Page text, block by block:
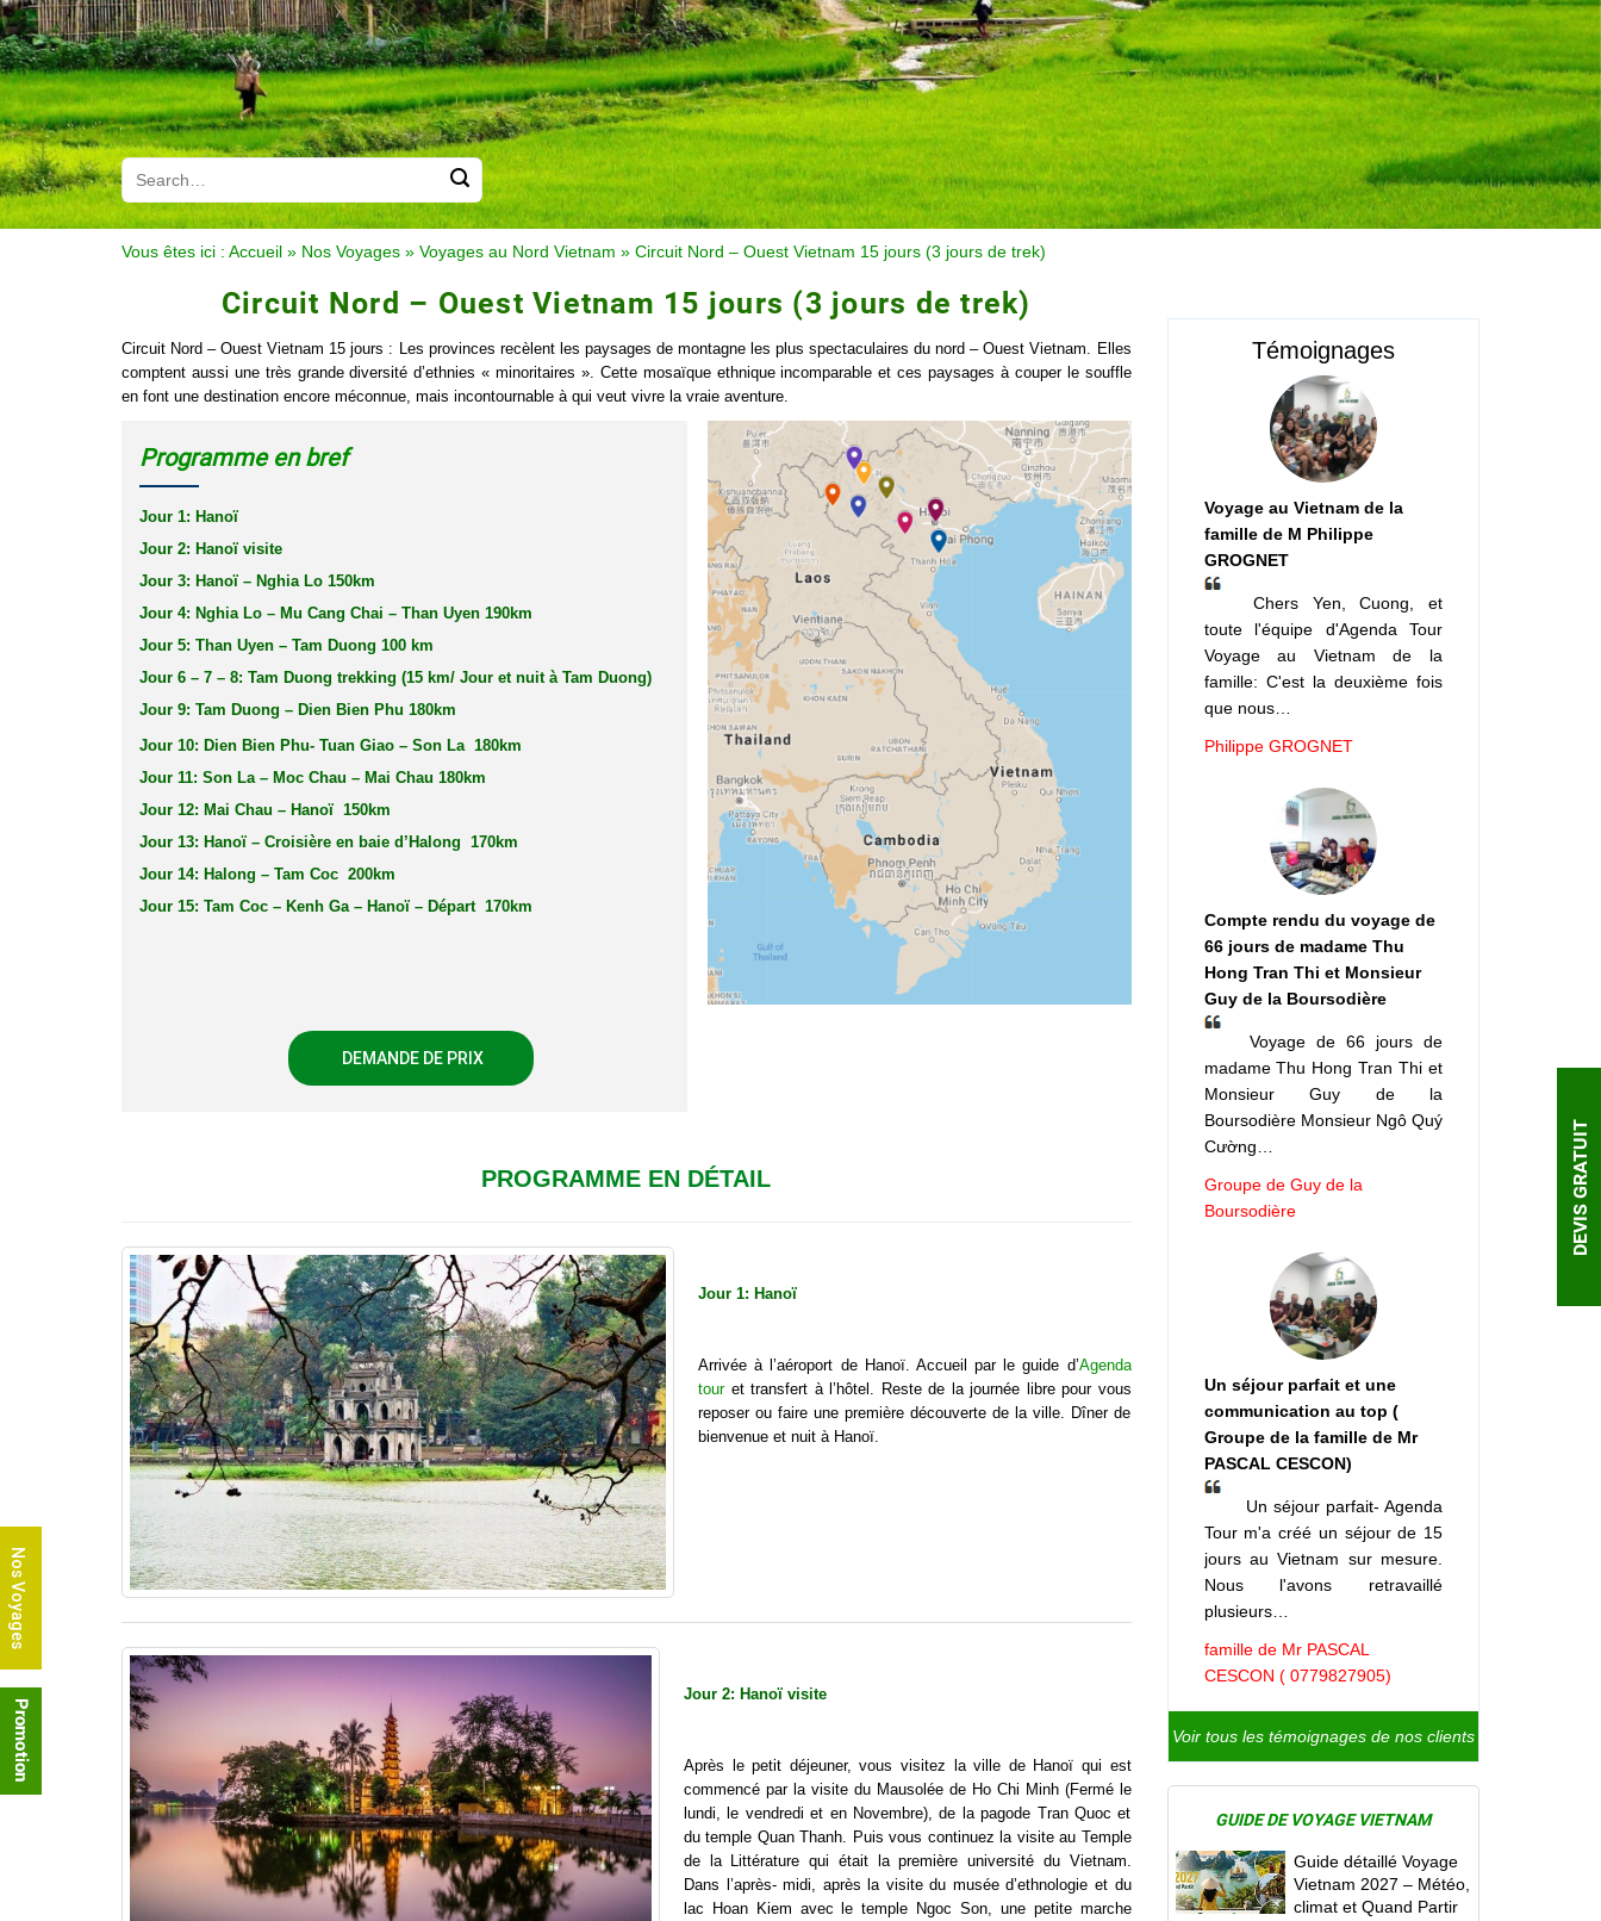
Vous êtes ici : Accueil » Nos Voyages » Voyages au Nord Vietnam » Circuit Nord – Ouest Vietnam 15 jours (3 jours de trek)
Circuit Nord – Ouest Vietnam 15 jours (3 jours de trek)
Circuit Nord – Ouest Vietnam 15 jours : Les provinces recèlent les paysages de montagne les plus spectaculaires du nord – Ouest Vietnam. Elles
comptent aussi une très grande diversité d’ethnies « minoritaires ». Cette mosaïque ethnique incomparable et ces paysages à couper le souffle
en font une destination encore méconnue, mais incontournable à qui veut vivre la vraie aventure.
Programme en bref
Jour 1: Hanoï
Jour 2: Hanoï visite
Jour 3: Hanoï – Nghia Lo 150km
Jour 4: Nghia Lo – Mu Cang Chai – Than Uyen 190km
Jour 5: Than Uyen – Tam Duong 100 km
Jour 6 – 7 – 8: Tam Duong trekking (15 km/ Jour et nuit à Tam Duong)
Jour 9: Tam Duong – Dien Bien Phu 180km
Jour 10: Dien Bien Phu- Tuan Giao – Son La 180km
Jour 11: Son La – Moc Chau – Mai Chau 180km
Jour 12: Mai Chau – Hanoï 150km
Jour 13: Hanoï – Croisière en baie d’Halong 170km
Jour 14: Halong – Tam Coc 200km
Jour 15: Tam Coc – Kenh Ga – Hanoï – Départ 170km
DEMANDE DE PRIX
PROGRAMME EN DÉTAIL
Jour 1: Hanoï
Arrivée à l’aéroport de Hanoï. Accueil par le guide d’Agenda
touret transfert à l’hôtel. Reste de la journée libre pour vous
reposer ou faire une première découverte de la ville. Dîner de
bienvenue et nuit à Hanoï.
Jour 2: Hanoï visite
Après le petit déjeuner, vous visitez la ville de Hanoï qui est
commencé par la visite du Mausolée de Ho Chi Minh (Fermé le
lundi, le vendredi et en Novembre), de la pagode Tran Quoc et
du temple Quan Thanh. Puis vous continuez la visite au Temple
de la Littérature qui était la première université du Vietnam.
Dans l’après- midi, après la visite du musée d’ethnologie et du
lac Hoan Kiem avec le temple Ngoc Son, une petite marche
Témoignages
Voyage au Vietnam de la
famille de M Philippe
GROGNET
Chers Yen, Cuong, et
toute l'équipe d'Agenda Tour
Voyage au Vietnam de la
famille: C'est la deuxième fois
que nous…
Philippe GROGNET
Compte rendu du voyage de
66 jours de madame Thu
Hong Tran Thi et Monsieur
Guy de la Boursodière
Voyage de 66 jours de
madame Thu Hong Tran Thi et
Monsieur Guy de la
Boursodière Monsieur Ngô Quý
Cường…
Groupe de Guy de la
Boursodière
Un séjour parfait et une
communication au top (
Groupe de la famille de Mr
PASCAL CESCON)
Un séjour parfait- Agenda
Tour m'a créé un séjour de 15
jours au Vietnam sur mesure.
Nous l'avons retravaillé
plusieurs…
famille de Mr PASCAL
CESCON ( 0779827905)
Voir tous les témoignages de nos clients
GUIDE DE VOYAGE VIETNAM
Guide détaillé Voyage
Vietnam 2027 – Météo,
climat et Quand Partir
DEVIS GRATUIT
Nos Voyages